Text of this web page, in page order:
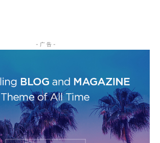
- 广 告 -